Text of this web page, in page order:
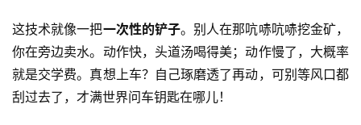
讯
赚
钱
这技术就像一把一次性的铲子。别人在那吭哧吭哧挖金矿，
你在旁边卖水。动作快，头道汤喝得美；动作慢了，大概率
就是交学费。真想上车？自己琢磨透了再动，可别等风口都
刮过去了，才满世界问车钥匙在哪儿！